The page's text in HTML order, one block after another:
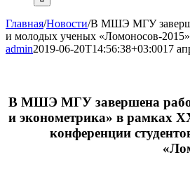
Главная/Новости/В МШЭ МГУ
и молодых ученых «Ломоносов-2015»
admin2019-06-20T14:56:38+03:0017
В МШЭ МГУ завершена
и эконометрика» в рамках
конференции